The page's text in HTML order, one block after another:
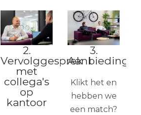
2.
Vervolggesprek
met
collega's
op
kantoor
3.
Aanbieding
Klikt het en
hebben we
een match?